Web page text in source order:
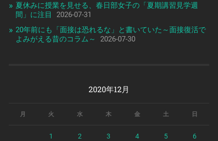
夏休みに授業を見せる、春日部女子の「夏期講習見学週
間」に注目
2026-07-31
20年前にも「面接は恐れるな」と書いていた～面接復活で
よみがえる昔のコラム～
2026-07-30
2020年12月
月 火 水 木 金 土 日
1 2 3 4 5 6